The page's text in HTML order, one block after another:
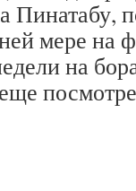
Пинатабу,
мере на
на